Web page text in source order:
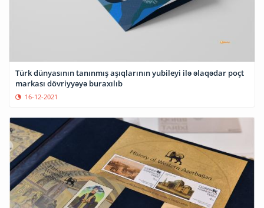
Türk dünyasının tanınmış aşıqlarının yubileyi ilə əlaqədar poçt
markası dövriyyəyə buraxılıb
16-12-2021